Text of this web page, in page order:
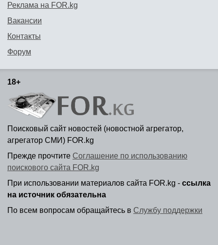
Реклама на FOR.kg
Вакансии
Контакты
Форум
18+
Поисковый сайт новостей (новостной агрегатор,
агрегатор СМИ) FOR.kg
Прежде прочтите Соглашение по использованию
поискового сайта FOR.kg
При использовании материалов сайта FOR.kg - ссылка
на источник обязательна
По всем вопросам обращайтесь в Службу поддержки